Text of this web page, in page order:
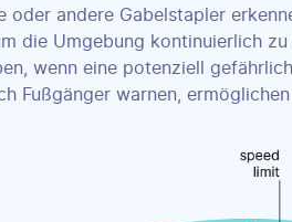
oder andere Gabelstapler
die Umgebung kontinuierlich
wenn eine potenziell
Fußgänger warnen,